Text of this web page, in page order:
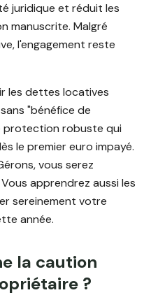
juridique et réduit les
manuscrite. Malgré
l'engagement reste
les dettes locatives
"bénéfice de
protection robuste qui
le premier euro impayé.
vous serez
apprendrez aussi les
sereinement votre
année.
la caution
?